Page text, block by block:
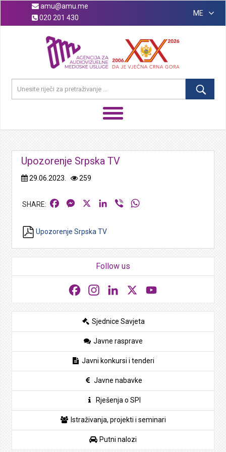
amu@amu.me
020 201 430
ME
Upozorenje Srpska TV
29.06.2023. 259
FacebookMessengerLinkedIn
Viber
Upozorenje Srpska TV
Follow us
FacebookInstagramLinkedIn
Sjednice Savjeta
Javne rasprave
Javni konkursi i tenderi
Javne nabavke
Rješenja o SPI
Istraživanja, projekti i seminari
Putni nalozi